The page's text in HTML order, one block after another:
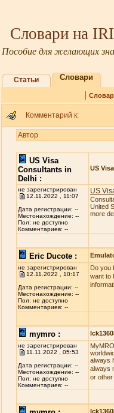
Словари на
Пособие для желающих
Статьи Словари
|
Комментарий к:
Автор
US Visa
Consultants in
Delhi :
US
не зарегистрирован
12.11.2022 , 11:07
Дата регистрации: --
Местонахождение: --
Пол: не доступно
Комментариев: --
US
United
more
Eric Ducote :
не зарегистрирован
12.11.2022 , 10:17
Дата регистрации: --
Местонахождение: --
Пол: не доступно
Комментариев: --
Do you
want to
mymro :
не зарегистрирован
11.11.2022 , 05:53
Дата регистрации: --
Местонахождение: --
Пол: не доступно
Комментариев: --
always
always
or other